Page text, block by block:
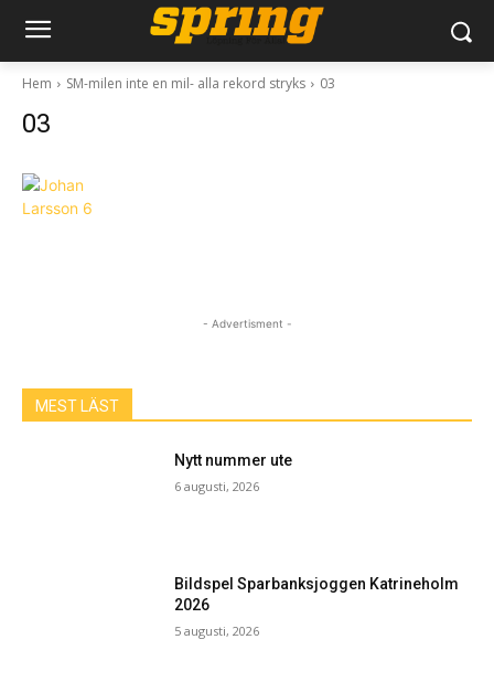
Hem SM-milen inte en mil- alla rekord stryks 03
03
- Advertisment -
MEST LÄST
Nytt nummer ute
6 augusti, 2026
Bildspel Sparbanksjoggen Katrineholm
2026
5 augusti, 2026